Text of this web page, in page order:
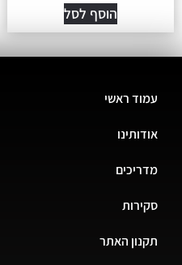
הוסף לסל
עמוד ראשי
אודותינו
מדריכים
סקירות
תקנון האתר